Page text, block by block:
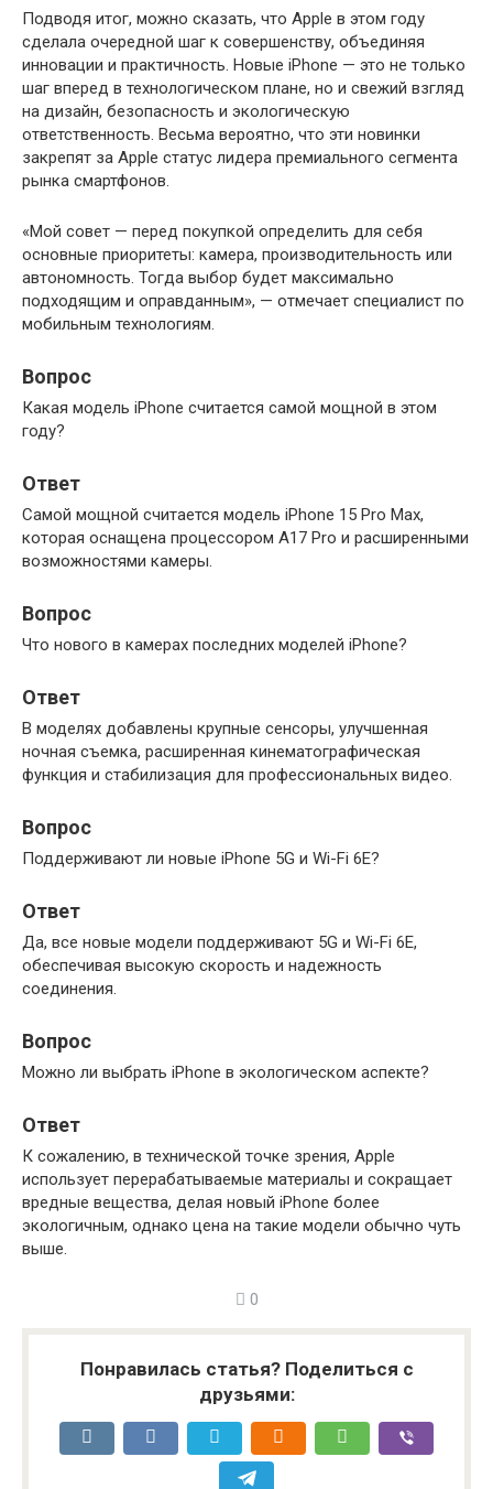
Подводя итог, можно сказать, что Apple в этом году
сделала очередной шаг к совершенству, объединяя
инновации и практичность. Новые iPhone — это не только
шаг вперед в технологическом плане, но и свежий взгляд
на дизайн, безопасность и экологическую
ответственность. Весьма вероятно, что эти новинки
закрепят за Apple статус лидера премиального сегмента
рынка смартфонов.
«Мой совет — перед покупкой определить для себя
основные приоритеты: камера, производительность или
автономность. Тогда выбор будет максимально
подходящим и оправданным», — отмечает специалист по
мобильным технологиям.
Вопрос
Какая модель iPhone считается самой мощной в этом
году?
Ответ
Самой мощной считается модель iPhone 15 Pro Max,
которая оснащена процессором A17 Pro и расширенными
возможностями камеры.
Вопрос
Что нового в камерах последних моделей iPhone?
Ответ
В моделях добавлены крупные сенсоры, улучшенная
ночная съемка, расширенная кинематографическая
функция и стабилизация для профессиональных видео.
Вопрос
Поддерживают ли новые iPhone 5G и Wi-Fi 6E?
Ответ
Да, все новые модели поддерживают 5G и Wi-Fi 6E,
обеспечивая высокую скорость и надежность
соединения.
Вопрос
Можно ли выбрать iPhone в экологическом аспекте?
Ответ
К сожалению, в технической точке зрения, Apple
использует перерабатываемые материалы и сокращает
вредные вещества, делая новый iPhone более
экологичным, однако цена на такие модели обычно чуть
выше.
0
Понравилась статья? Поделиться с
друзьями: